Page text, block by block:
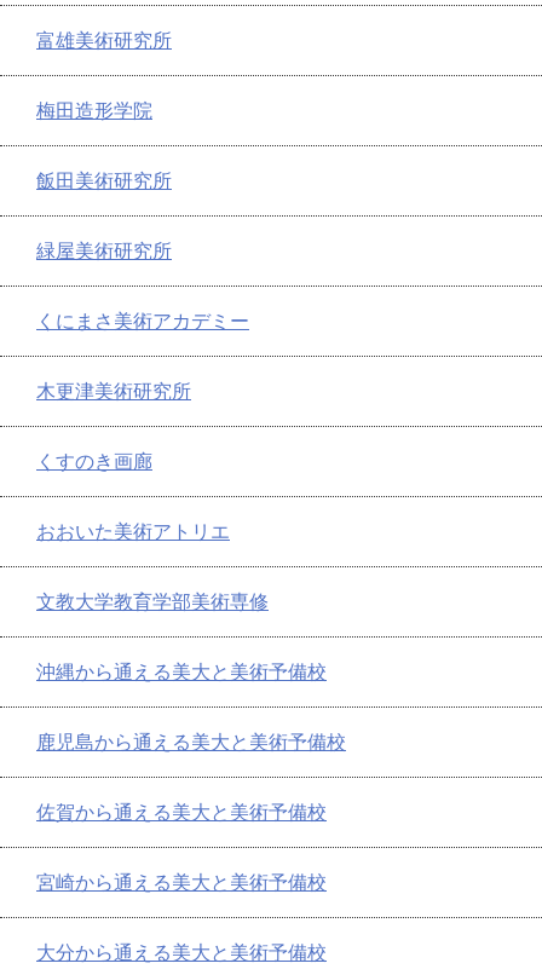
富雄美術研究所
梅田造形学院
飯田美術研究所
緑屋美術研究所
くにまさ美術アカデミー
木更津美術研究所
くすのき画廊
おおいた美術アトリエ
文教大学教育学部美術専修
沖縄から通える美大と美術予備校
鹿児島から通える美大と美術予備校
佐賀から通える美大と美術予備校
宮崎から通える美大と美術予備校
大分から通える美大と美術予備校